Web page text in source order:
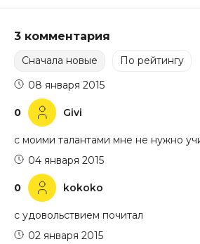
3 комментария
Сначала новые По рейтингу
0 Givi
08 января 2015
с моими талантами мне не нужно
0 kokoko
04 января 2015
с удовольствием почитал
02 января 2015